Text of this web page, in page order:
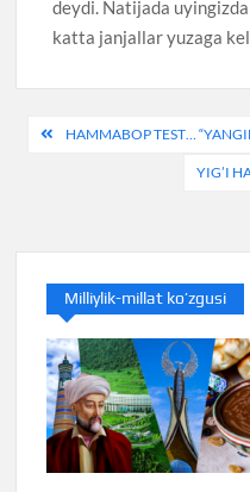
deydi. Natijada
katta janjallar yuzaga
PostHAMMABOP TEST…
YIG’I
Milliylik-millat ko’zgusi